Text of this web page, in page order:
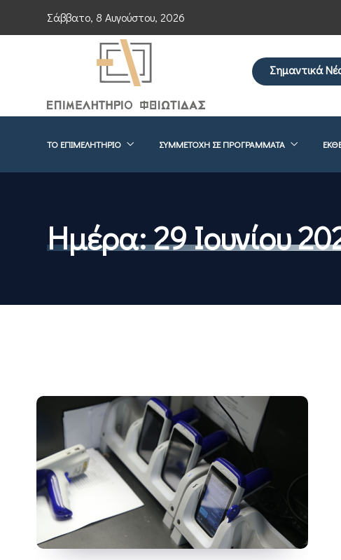
Σάββατο, 8 Αυγούστου, 2026
Σημαντικά
Επείγουσα
ΤΟ ΕΠΙΜΕΛΗΤΉΡΙΟ ΣΥΜΜΕΤΟΧΉ ΣΕ ΠΡΟΓΡΆΜΜΑΤΑ
Ημέρα:29 Ιουνίου